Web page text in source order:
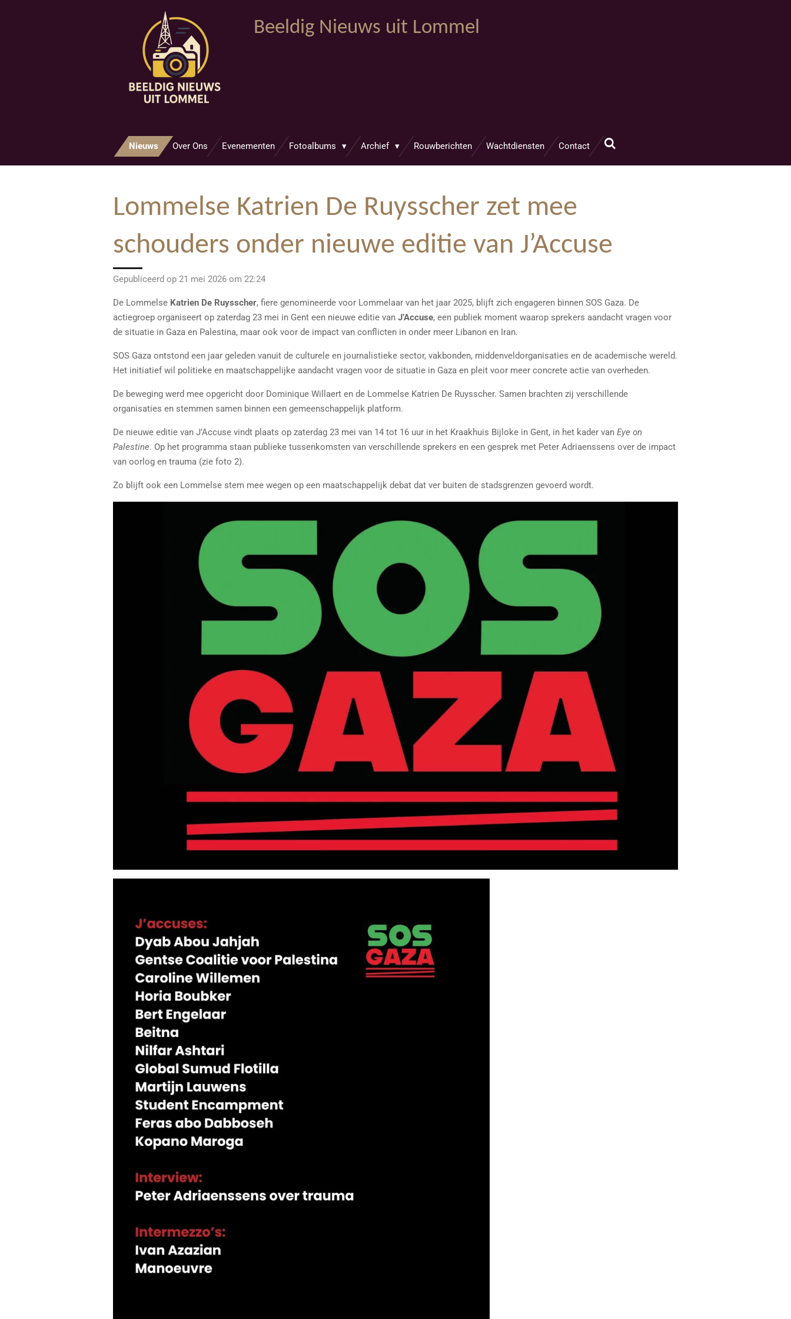
Beeldig Nieuws uit Lommel
Nieuws Over Ons Evenementen Fotoalbums Archief Rouwberichten Wachtdiensten Contact
Lommelse Katrien De Ruysscher zet mee
schouders onder nieuwe editie van J’Accuse
Gepubliceerd op 21 mei 2026 om 22:24
De Lommelse Katrien De Ruysscher, fiere genomineerde voor Lommelaar van het jaar 2025, blijft zich engageren binnen SOS Gaza. De
actiegroep organiseert op zaterdag 23 mei in Gent een nieuwe editie van J’Accuse, een publiek moment waarop sprekers aandacht vragen voor
de situatie in Gaza en Palestina, maar ook voor de impact van conflicten in onder meer Libanon en Iran.
SOS Gaza ontstond een jaar geleden vanuit de culturele en journalistieke sector, vakbonden, middenveldorganisaties en de academische wereld.
Het initiatief wil politieke en maatschappelijke aandacht vragen voor de situatie in Gaza en pleit voor meer concrete actie van overheden.
De beweging werd mee opgericht door Dominique Willaert en de Lommelse Katrien De Ruysscher. Samen brachten zij verschillende
organisaties en stemmen samen binnen een gemeenschappelijk platform.
De nieuwe editie van J’Accuse vindt plaats op zaterdag 23 mei van 14 tot 16 uur in het Kraakhuis Bijloke in Gent, in het kader van Eye on
Palestine. Op het programma staan publieke tussenkomsten van verschillende sprekers en een gesprek met Peter Adriaenssens over de impact
van oorlog en trauma (zie foto 2).
Zo blijft ook een Lommelse stem mee wegen op een maatschappelijk debat dat ver buiten de stadsgrenzen gevoerd wordt.